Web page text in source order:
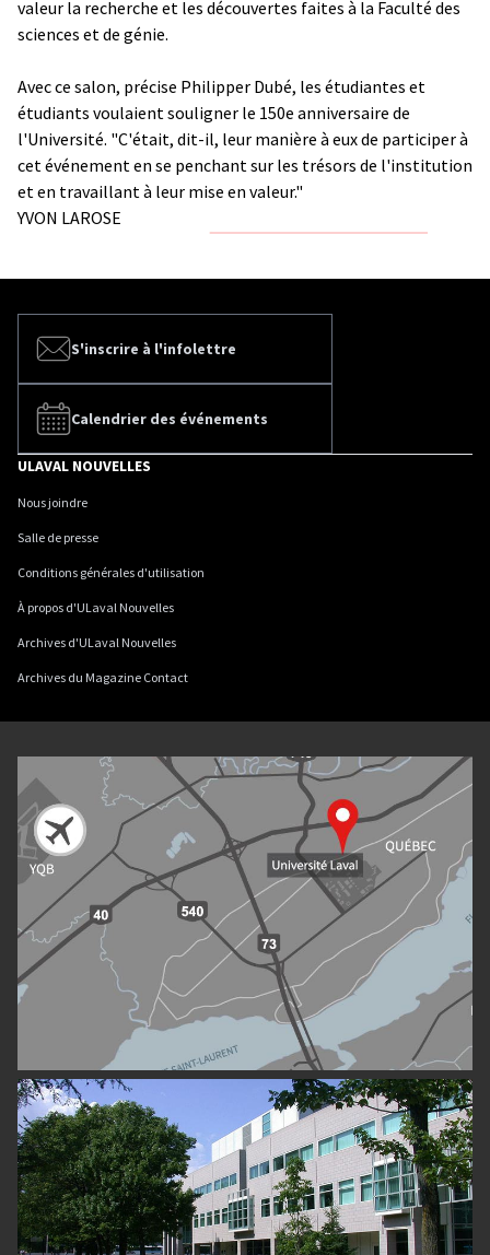
valeur la recherche et les découvertes faites à la Faculté des
sciences et de génie.
Avec ce salon, précise Philipper Dubé, les étudiantes et
étudiants voulaient souligner le 150e anniversaire de
l'Université. "C'était, dit-il, leur manière à eux de participer à
cet événement en se penchant sur les trésors de l'institution
et en travaillant à leur mise en valeur."
YVON LAROSE
S'inscrire à l'infolettre
Calendrier des événements
ULAVAL NOUVELLES
Nous joindre
Salle de presse
Conditions générales d'utilisation
À propos d'ULaval Nouvelles
Archives d'ULaval Nouvelles
Archives du Magazine Contact